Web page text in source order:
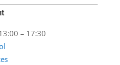
– 17:30